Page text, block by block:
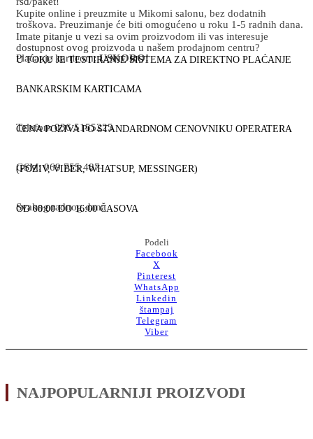
Kupite online i preuzmite u Mikomi salonu, bez dodatnih
troškova. Preuzimanje će biti omogućeno u roku 1-5 radnih dana.
Imate pitanje u vezi sa ovim proizvodom ili vas interesuje
dostupnost ovog proizvoda u našem prodajnom centru?
Plaćanje karticom:USKORO!
U TOKU JE TESTIRANJE SISTEMA ZA DIREKTNO PLAĆANJE
BANKARSKIM KARTICAMA
Telefon: 036 5155225
CENA POZIVA PO STANDARDNOM CENOVNIKU OPERATERA
GSM: 069 755 487
(POZIV, VIBER, WHATSUP, MESSINGER)
Svakog radnog dana
OD 08:00 DO 16:00 ČASOVA
Podeli
Facebook
X
Pinterest
WhatsApp
Linkedin
štampaj
Telegram
Viber
NAJPOPULARNIJI PROIZVODI